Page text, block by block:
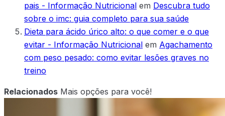
pais - Informação Nutricional em Descubra tudo
sobre o imc: guia completo para sua saúde
Dieta para ácido úrico alto: o que comer e o que
evitar - Informação Nutricional em Agachamento
com peso pesado: como evitar lesões graves no
treino
Relacionados Mais opções para você!